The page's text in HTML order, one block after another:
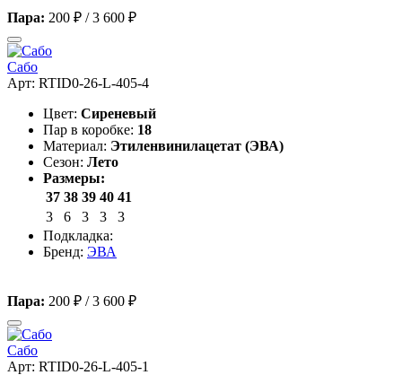
Пара: 200 ₽ /3 600 ₽
Сабо
Арт: RTID0-26-L-405-4
Цвет: Сиреневый
Пар в коробке: 18
Материал: Этиленвинилацетат (ЭВА)
Сезон: Лето
Размеры:
37 38 39 40 41
3
6 3 3
3
Подкладка:
Бренд: ЭВА
Пара: 200 ₽ /3 600 ₽
Сабо
Арт: RTID0-26-L-405-1